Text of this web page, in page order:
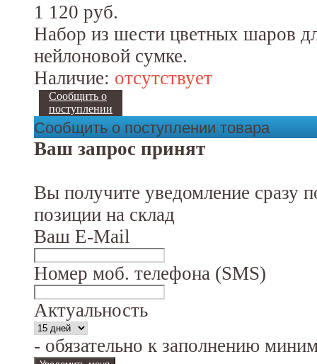
1 120 руб.
Набор из шести цветных шаров
нейлоновой сумке.
Наличие: отсутствует
Сообщить о
поступлении
Сообщить о поступлении товара
Ваш запрос принят
Вы получите уведомление сразу
позиции на склад
Ваш E-Mail
Номер моб. телефона (SMS)
Актуальность
- обязательно к заполнению